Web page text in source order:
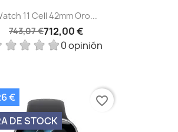
11 Cell 42mm Oro...
743,07 €712,00 €
0 opinión
€
DE STOCK
favorite_border